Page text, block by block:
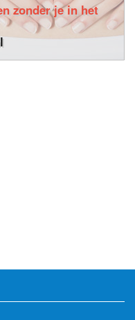
zonder je in het